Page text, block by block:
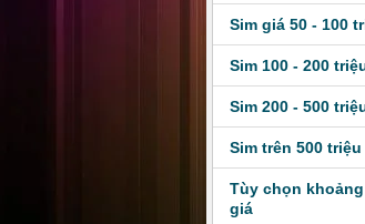
Sim giá 50 - 100
Sim 100 - 200
Sim 200 - 500
Sim trên 500 triệu
Tùy chọn khoảng
giá